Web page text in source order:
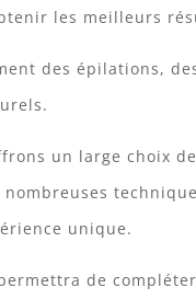
les meilleurs
des épilations,
un large choix
unique.
de